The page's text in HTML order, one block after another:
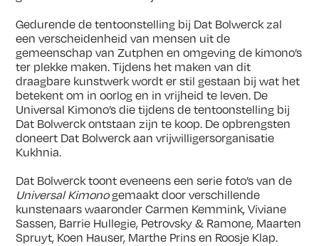
Gedurende de tentoonstelling bij Dat Bolwerck zal
een verscheidenheid van mensen uit de
gemeenschap van Zutphen en omgeving de kimono’s
ter plekke maken. Tijdens het maken van dit
draagbare kunstwerk wordt er stil gestaan bij wat het
betekent om in oorlog en in vrijheid te leven. De
Universal Kimono’s die tijdens de tentoonstelling bij
Dat Bolwerck ontstaan zijn te koop. De opbrengsten
doneert Dat Bolwerck aan vrijwilligersorganisatie
Kukhnia.
Dat Bolwerck toont eveneens een serie foto’s van de
Universal Kimonogemaakt door verschillende
kunstenaars waaronder Carmen Kemmink, Viviane
Sassen, Barrie Hullegie, Petrovsky & Ramone, Maarten
Spruyt, Koen Hauser, Marthe Prins en Roosje Klap.